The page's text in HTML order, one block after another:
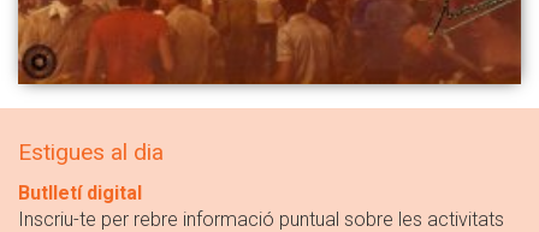
Estigues al dia
Butlletí digital
Inscriu-te per rebre informació puntual sobre les activitats